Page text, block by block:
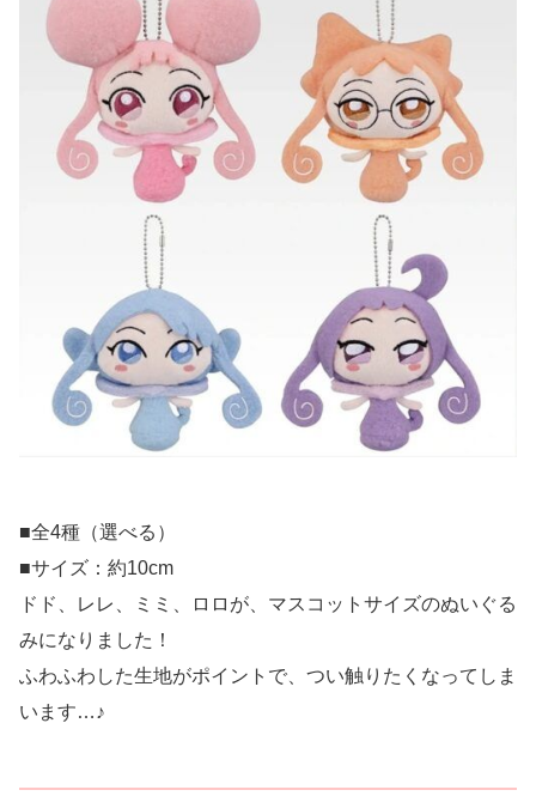
■全4種（選べる）
■サイズ：約10cm
ドド、レレ、ミミ、ロロが、マスコットサイズのぬいぐる
みになりました！
ふわふわした生地がポイントで、つい触りたくなってしま
います…♪